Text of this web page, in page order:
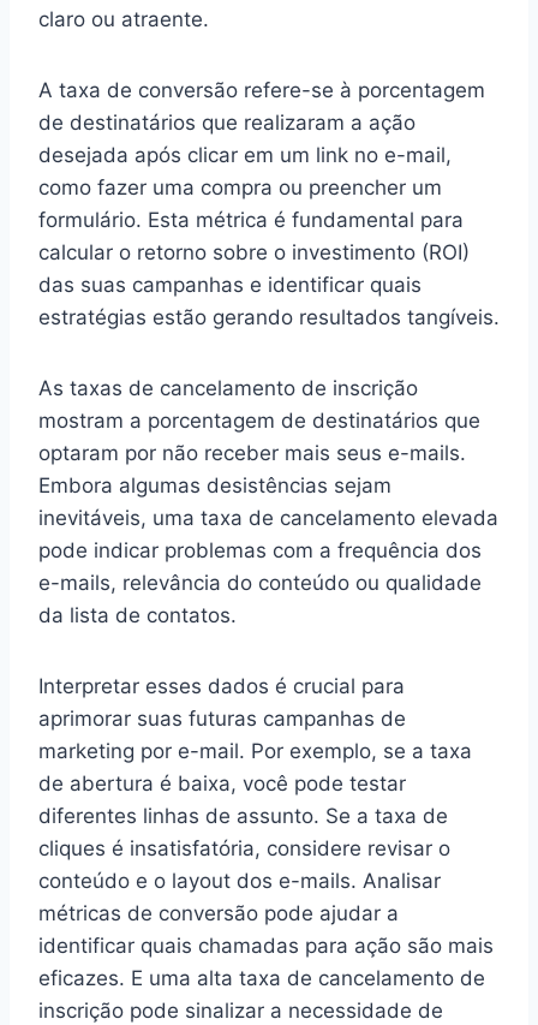
claro ou atraente.
A taxa de conversão refere-se à porcentagem
de destinatários que realizaram a ação
desejada após clicar em um link no e-mail,
como fazer uma compra ou preencher um
formulário. Esta métrica é fundamental para
calcular o retorno sobre o investimento (ROI)
das suas campanhas e identificar quais
estratégias estão gerando resultados tangíveis.
As taxas de cancelamento de inscrição
mostram a porcentagem de destinatários que
optaram por não receber mais seus e-mails.
Embora algumas desistências sejam
inevitáveis, uma taxa de cancelamento elevada
pode indicar problemas com a frequência dos
e-mails, relevância do conteúdo ou qualidade
da lista de contatos.
Interpretar esses dados é crucial para
aprimorar suas futuras campanhas de
marketing por e-mail. Por exemplo, se a taxa
de abertura é baixa, você pode testar
diferentes linhas de assunto. Se a taxa de
cliques é insatisfatória, considere revisar o
conteúdo e o layout dos e-mails. Analisar
métricas de conversão pode ajudar a
identificar quais chamadas para ação são mais
eficazes. E uma alta taxa de cancelamento de
inscrição pode sinalizar a necessidade de